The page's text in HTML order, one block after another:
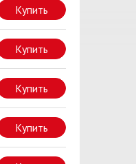
Купить
Купить
Купить
Купить